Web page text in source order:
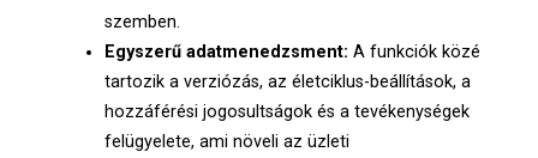
szemben.
Egyszerű adatmenedzsment: A funkciók közé
tartozik a verziózás, az életciklus-beállítások, a
hozzáférési jogosultságok és a tevékenységek
felügyelete, ami növeli az üzleti